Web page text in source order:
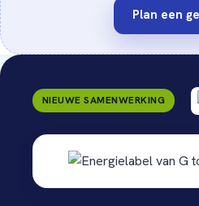
Plan een
NIEUWE SAMENWERKING